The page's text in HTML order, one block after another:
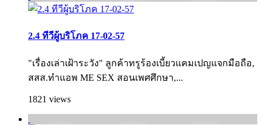
2.4 ทีวีผู้บริโภค 17-02-57
"เรื่องเล่าเฝ้าระวัง" ลูกค้าทรูร้องเบี้ยวแคมเปญแจกมือถือ,
สสส.ทำแอพ ME SEX สอนเพศศึกษา,...
1821 views